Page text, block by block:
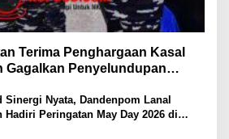
Terima Penghargaan Kasal
Gagalkan Penyelundupan
Sinergi Nyata, Dandenpom Lanal
Hadiri Peringatan May Day 2026 di